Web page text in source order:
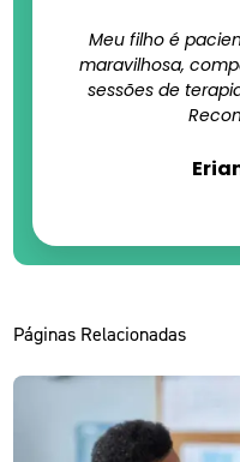
Meu filho é
maravilhosa,
sessões de
Páginas Relacionadas